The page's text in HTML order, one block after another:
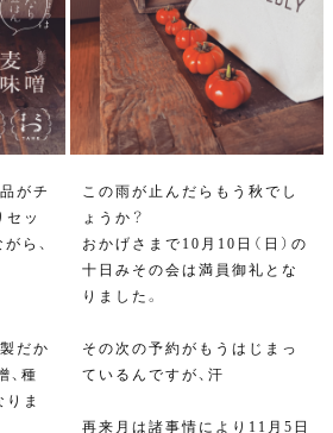
がチ
セッ
ら、
だか
、種
ま
この雨が止んだらもう秋でし
ょうか？
おかげさまで10月10日（日）の
十日みその会は満員御礼とな
りました。
その次の予約がもうはじまっ
ているんですが、汗
再来月は諸事情により11月5日